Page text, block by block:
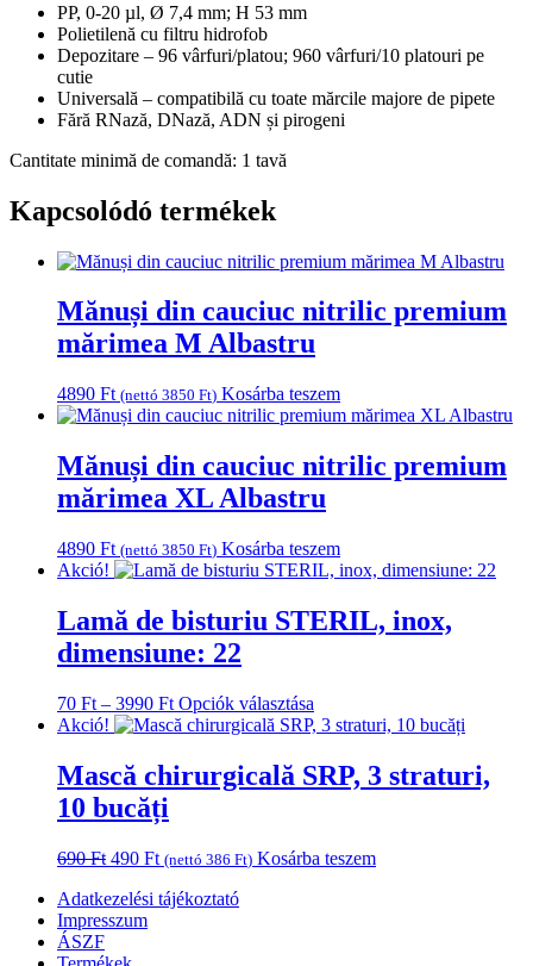
cutie
depozitare
(PT0020.FR)
mennyiség
PP, 0-20 µl, Ø 7,4 mm; H 53 mm
Polietilenă cu filtru hidrofob
Depozitare – 96 vârfuri/platou; 960 vârfuri/10 platouri pe
cutie
Universală – compatibilă cu toate mărcile majore de pipete
Fără RNază, DNază, ADN și pirogeni
Cantitate minimă de comandă: 1 tavă
Kapcsolódó termékek
Mănuși din cauciuc nitrilic premium
mărimea M Albastru
4890 Ft (nettó 3850 Ft) Kosárba teszem
Mănuși din cauciuc nitrilic premium
mărimea XL Albastru
4890 Ft (nettó 3850 Ft) Kosárba teszem
Akció!
Lamă de bisturiu STERIL, inox,
dimensiune: 22
70 Ft – 3990 FtÁrtartomány:
70 Ft
3990 Ft
Opciók választása
a
több
variációja
változatok
a
Akció!
Mască chirurgicală SRP, 3 straturi,
10 bucăți
690Ft Original
was:
690 Ft.
490 FtCurrent
is:
(nettó 386 Ft) Kosárba teszem
Adatkezelési tájékoztató
Impresszum
ÁSZF